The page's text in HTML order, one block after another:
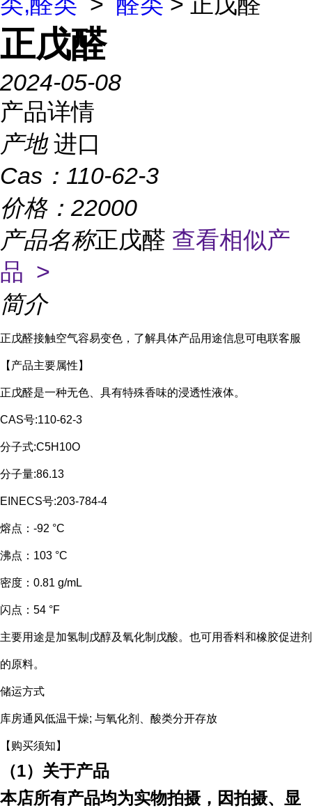
正戊醛
2024-05-08
产品详情
产地 进口
Cas： 110-62-3
价格： 22000
产品名称正戊醛 查看相似产
品 >
简介
正戊醛接触空气容易变色，了解具体产品用途信息可电联客服
【产品主要属性】
正戊醛是一种无色、具有特殊香味的浸透性液体。
CAS号:110-62-3
分子式:C5H10O
分子量:86.13
EINECS号:203-784-4
熔点： -92 °C
沸点： 103 °C
密度： 0.81 g/mL
闪点： 54 °F
主要用途是加氢制戊醇及氧化制戊酸。也可用香料和橡胶促进剂
的原料。
储运方式
库房通风低温干燥; 与氧化剂、酸类分开存放
【购买须知】
（1）关于产品
本店所有产品均为实物拍摄，因拍摄、显